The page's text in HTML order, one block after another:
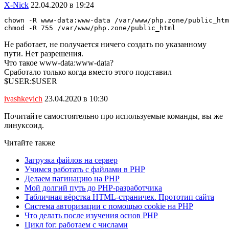
X-Nick 22.04.2020 в 19:24
chown -R www-data:www-data /var/www/php.zone/
chmod -R 755 /var/www/php.zone/public_html
Не работает, не получается ничего создать по указанному
пути. Нет разрешения.
Что такое www-data:www-data?
Сработало только когда вместо этого подставил
$USER:$USER
ivashkevich 23.04.2020 в 10:30
Почитайте самостоятельно про используемые команды, вы же
линуксоид.
Читайте также
Загрузка файлов на сервер
Учимся работать с файлами в PHP
Делаем пагинацию на PHP
Мой долгий путь до PHP-разработчика
Табличная вёрстка HTML-страничек. Прототип сайта
Система авторизации с помощью cookie на PHP
Что делать после изучения основ PHP
Цикл for: работаем с числами